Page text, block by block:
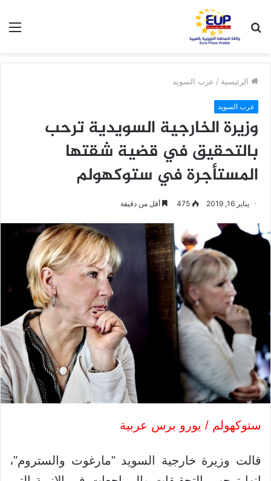
عن
الرئيسية / عرب السويد
عرب السويد
وزيرة الخارجية السويدية ترحب
بالتحقيق في قضية شقتها
المستأجرة في ستوكهولم
يناير 16, 2019 475 أقل من دقيقة
ستوكهولم / يورو برس عربية
قالت وزيرة خارجية السويد "مارغوت والستروم"،